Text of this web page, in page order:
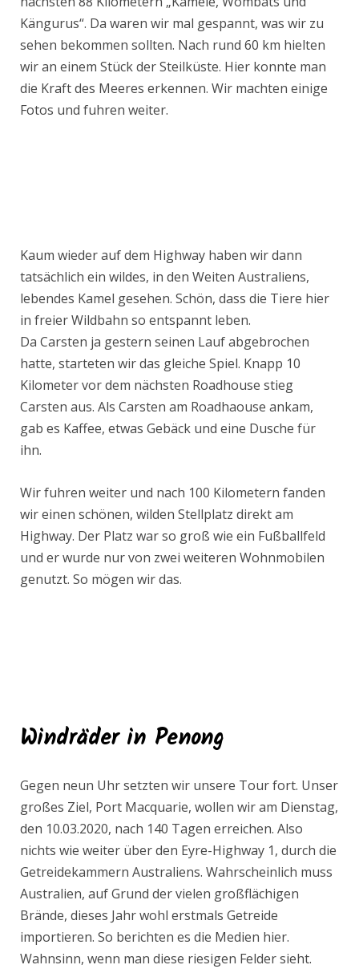
Kängurus“. Da waren wir mal gespannt, was wir zu
sehen bekommen sollten. Nach rund 60 km hielten
wir an einem Stück der Steilküste. Hier konnte man
die Kraft des Meeres erkennen. Wir machten einige
Fotos und fuhren weiter.
Kaum wieder auf dem Highway haben wir dann
tatsächlich ein wildes, in den Weiten Australiens,
lebendes Kamel gesehen. Schön, dass die Tiere hier
in freier Wildbahn so entspannt leben.
Da Carsten ja gestern seinen Lauf abgebrochen
hatte, starteten wir das gleiche Spiel. Knapp 10
Kilometer vor dem nächsten Roadhouse stieg
Carsten aus. Als Carsten am Roadhaouse ankam,
gab es Kaffee, etwas Gebäck und eine Dusche für
ihn.
Wir fuhren weiter und nach 100 Kilometern fanden
wir einen schönen, wilden Stellplatz direkt am
Highway. Der Platz war so groß wie ein Fußballfeld
und er wurde nur von zwei weiteren Wohnmobilen
genutzt. So mögen wir das.
Windräder in Penong
Gegen neun Uhr setzten wir unsere Tour fort. Unser
großes Ziel, Port Macquarie, wollen wir am Dienstag,
den 10.03.2020, nach 140 Tagen erreichen. Also
nichts wie weiter über den Eyre-Highway 1, durch die
Getreidekammern Australiens. Wahrscheinlich muss
Australien, auf Grund der vielen großflächigen
Brände, dieses Jahr wohl erstmals Getreide
importieren. So berichten es die Medien hier.
Wahnsinn, wenn man diese riesigen Felder sieht.